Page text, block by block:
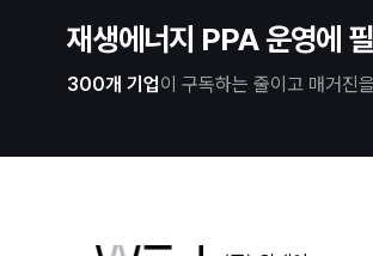
재생에너지 PPA 운영에
300개 기업이 구독하는 줄이고 매거진